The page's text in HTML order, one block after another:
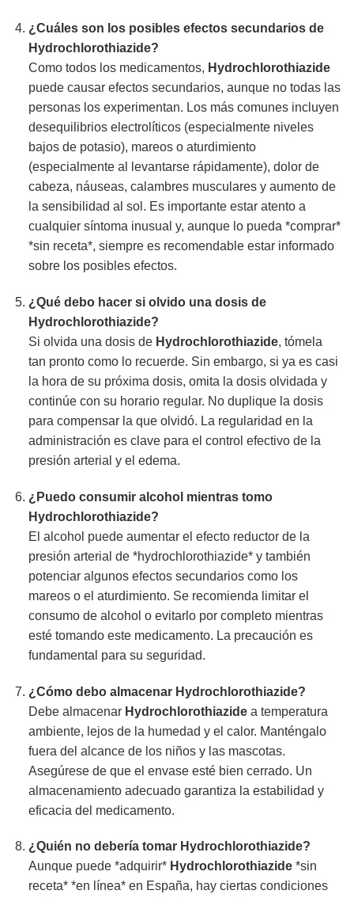
¿Cuáles son los posibles efectos secundarios de
Hydrochlorothiazide?
Como todos los medicamentos, Hydrochlorothiazide
puede causar efectos secundarios, aunque no todas las
personas los experimentan. Los más comunes incluyen
desequilibrios electrolíticos (especialmente niveles
bajos de potasio), mareos o aturdimiento
(especialmente al levantarse rápidamente), dolor de
cabeza, náuseas, calambres musculares y aumento de
la sensibilidad al sol. Es importante estar atento a
cualquier síntoma inusual y, aunque lo pueda *comprar*
*sin receta*, siempre es recomendable estar informado
sobre los posibles efectos.
¿Qué debo hacer si olvido una dosis de
Hydrochlorothiazide?
Si olvida una dosis de Hydrochlorothiazide, tómela
tan pronto como lo recuerde. Sin embargo, si ya es casi
la hora de su próxima dosis, omita la dosis olvidada y
continúe con su horario regular. No duplique la dosis
para compensar la que olvidó. La regularidad en la
administración es clave para el control efectivo de la
presión arterial y el edema.
¿Puedo consumir alcohol mientras tomo
Hydrochlorothiazide?
El alcohol puede aumentar el efecto reductor de la
presión arterial de *hydrochlorothiazide* y también
potenciar algunos efectos secundarios como los
mareos o el aturdimiento. Se recomienda limitar el
consumo de alcohol o evitarlo por completo mientras
esté tomando este medicamento. La precaución es
fundamental para su seguridad.
¿Cómo debo almacenar Hydrochlorothiazide?
Debe almacenar Hydrochlorothiazidea temperatura
ambiente, lejos de la humedad y el calor. Manténgalo
fuera del alcance de los niños y las mascotas.
Asegúrese de que el envase esté bien cerrado. Un
almacenamiento adecuado garantiza la estabilidad y
eficacia del medicamento.
¿Quién no debería tomar Hydrochlorothiazide?
Aunque puede *adquirir* Hydrochlorothiazide*sin
receta* *en línea* en España, hay ciertas condiciones